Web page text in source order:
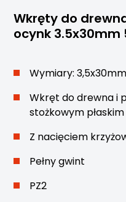
Wkręty do
ocynk 3.5x30mm
Wymiary: 3,5x30mm
Wkręt do drewna i
stożkowym płaskim
Z nacięciem
Pełny gwint
PZ2